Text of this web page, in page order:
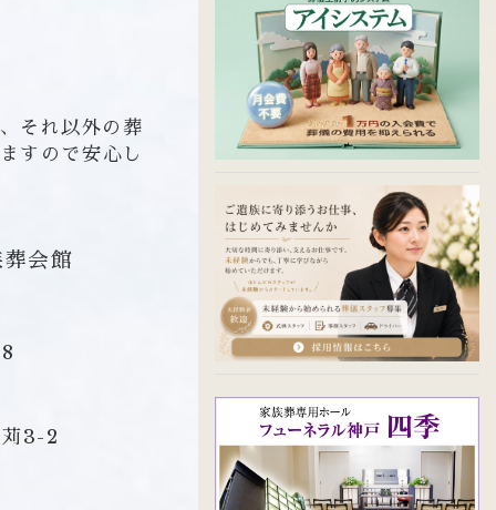
それ以外の葬
すので安心し
会館
3-2